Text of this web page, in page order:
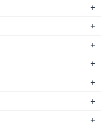
+
+
+
+
+
+
+